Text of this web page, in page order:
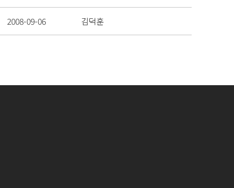
2008-09-06 김덕훈